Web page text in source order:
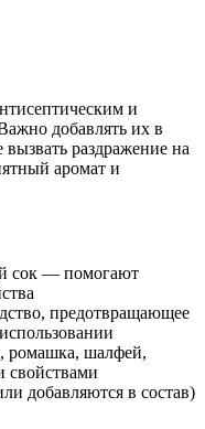
и
добавлять их в
раздражение на
аромат и
сок — помогают
предотвращающее
ромашка, шалфей,
свойствами
добавляются в состав)